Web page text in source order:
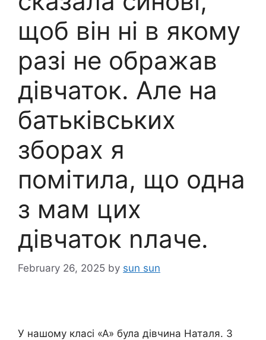
щоб він ні в якому
разі не ображав
дівчаток. Але на
батьківських
зборах я
помітила, що одна
з мам цих
дівчаток nлаче.
February 26, 2025 by sun sun
У нашому класі «А» була дівчина Наталя. З